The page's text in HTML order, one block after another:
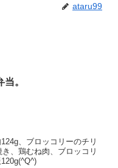
ataru99
。
、ブロッコリーのチリ
、鶏むね肉、ブロッコリ